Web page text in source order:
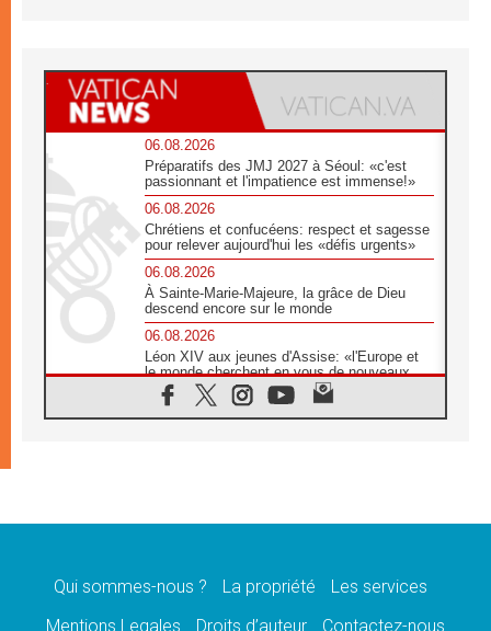
06.08.2026
Préparatifs des JMJ 2027 à Séoul: «c'est
passionnant et l'impatience est immense!»
06.08.2026
Chrétiens et confucéens: respect et sagesse
pour relever aujourd'hui les «défis urgents»
06.08.2026
À Sainte-Marie-Majeure, la grâce de Dieu
descend encore sur le monde
06.08.2026
Léon XIV aux jeunes d'Assise: «l'Europe et
le monde cherchent en vous de nouveaux
saints»
06.08.2026
«construire la civilisation de l'amour»
La visite du Pape en Argentine portera «un
Qui sommes-nous ? La propriété
Les services
Mentions Legales
Droits d’auteur Contactez-nous